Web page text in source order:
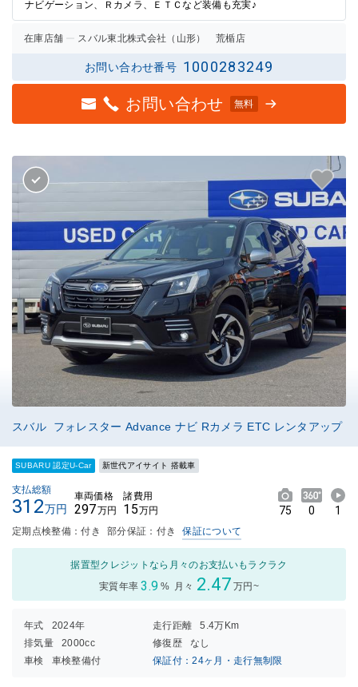
ナビゲーション、Ｒカメラ、ＥＴＣなど装備も充実♪
在庫店舗 スバル東北株式会社（山形） 荒楯店
お問い合わせ番号 1000283249
お問い合わせ 無料
スバル フォレスター Advance ナビ Rカメラ ETC レンタアップ
SUBARU 認定U-Car 新世代アイサイト 搭載車
支払総額
312万円
車両価格
297万円
諸費用
15万円 75 0 1
定期点検整備：付き 部分保証：付き 保証について
据置型クレジットなら月々のお支払いもラクラク
実質年率 3.9 % 月々 2.47 万円~
年式 2024年 走行距離
5.4万Km
排気量
2000cc 修復歴
なし
車検
車検整備付 保証付：24ヶ月・走行無制限